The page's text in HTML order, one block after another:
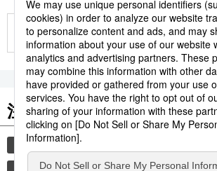
もっと見る
注目のキーワード
共同通信ニュース